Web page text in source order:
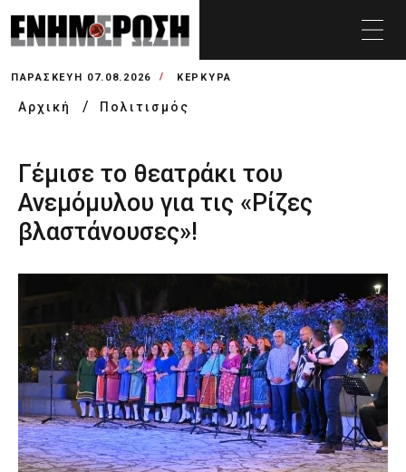
ΠΑΡΑΣΚΕΥΉ 07.08.2026 ΚΕΡΚΥΡΑ
Αρχική Πολιτισμός
Γέμισε το θεατράκι του
Ανεμόμυλου για τις «Ρίζες
βλαστάνουσες»!